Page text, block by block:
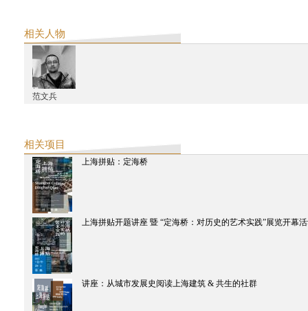
2015
"市场背后：九星再认识" 2015中印城市研究工作坊
义乌计划
"引爆档案"实验影像工作坊
义乌计划
义乌计划上海讨论会
Make-Belong：中国和香港的纪录片放映单元（第二届科钦双年展）
义乌计划
2014
西天中土沙龙
生产图像，消费图像：孟买的电影工业空间
西天中土沙龙
SNS 塞斯崔的记录电影
SAME-SAME项目
2014工作坊成果展
SAME-SAME 项目
展览开幕
SAME-SAME 项目
终期评图与讨论
相关人物
范文兵
相关项目
上海拼贴：定海桥
上海拼贴开题讲座 暨 “定海桥：对历史的艺术实践”展览开幕
讲座：从城市发展史阅读上海建筑 & 共生的社群